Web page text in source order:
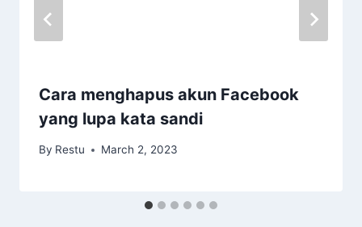
Cara menghapus akun Facebook
yang lupa kata sandi
By Restu March 2, 2023